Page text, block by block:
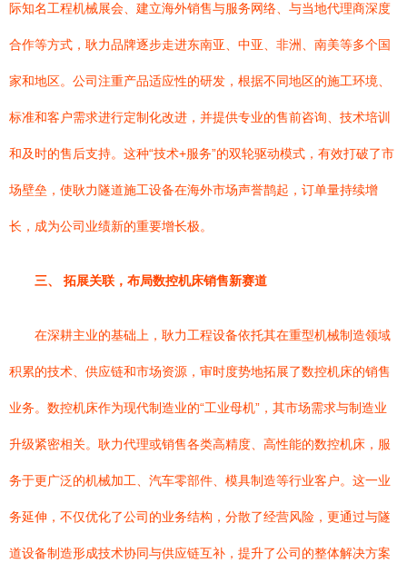
际知名工程机械展会、建立海外销售与服务网络、与当地代理商深度
合作等方式，耿力品牌逐步走进东南亚、中亚、非洲、南美等多个国
家和地区。公司注重产品适应性的研发，根据不同地区的施工环境、
标准和客户需求进行定制化改进，并提供专业的售前咨询、技术培训
和及时的售后支持。这种“技术+服务”的双轮驱动模式，有效打破了市
场壁垒，使耿力隧道施工设备在海外市场声誉鹊起，订单量持续增
长，成为公司业绩新的重要增长极。
三、 拓展关联，布局数控机床销售新赛道
在深耕主业的基础上，耿力工程设备依托其在重型机械制造领域
积累的技术、供应链和市场资源，审时度势地拓展了数控机床的销售
业务。数控机床作为现代制造业的“工业母机”，其市场需求与制造业
升级紧密相关。耿力代理或销售各类高精度、高性能的数控机床，服
务于更广泛的机械加工、汽车零部件、模具制造等行业客户。这一业
务延伸，不仅优化了公司的业务结构，分散了经营风险，更通过与隧
道设备制造形成技术协同与供应链互补，提升了公司的整体解决方案